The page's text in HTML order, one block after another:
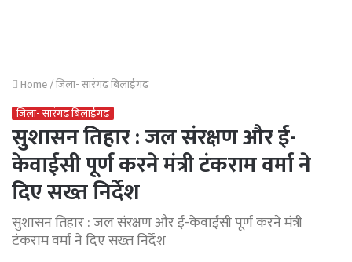
Home/जिला- सारंगढ़ बिलाईगढ़
जिला- सारंगढ़ बिलाईगढ़
सुशासन तिहार : जल संरक्षण और ई-
केवाईसी पूर्ण करने मंत्री टंकराम वर्मा ने
दिए सख्त निर्देश
सुशासन तिहार : जल संरक्षण और ई-केवाईसी पूर्ण करने मंत्री
टंकराम वर्मा ने दिए सख्त निर्देश